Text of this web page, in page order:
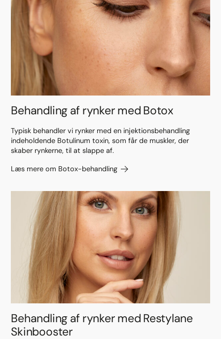
Behandling af rynker med Botox
Typisk behandler vi rynker med en injektionsbehandling
indeholdende Botulinum toxin, som får de muskler, der
skaber rynkerne, til at slappe af.
Læs mere om Botox-behandling
Behandling af rynker med Restylane
Skinbooster